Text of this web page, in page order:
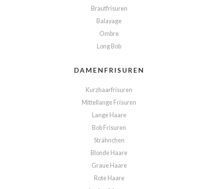
Brautfrisuren
Balayage
Ombre
Long Bob
DAMENFRISUREN
Kurzhaarfrisuren
Mittellange Frisuren
Lange Haare
Bob Frisuren
Strähnchen
Blonde Haare
Graue Haare
Rote Haare